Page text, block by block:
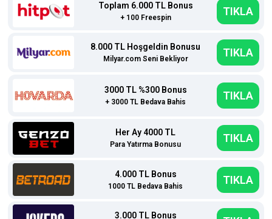
Toplam 6.000 TL Bonus
+ 100 Freespin TIKLA
8.000 TL Hoşgeldin Bonusu
Milyar.com Seni Bekliyor TIKLA
3000 TL %300 Bonus
+ 3000 TL Bedava Bahis TIKLA
Her Ay 4000 TL
Para Yatırma Bonusu TIKLA
4.000 TL Bonus
1000 TL Bedava Bahis TIKLA
3.000 TL Bonus